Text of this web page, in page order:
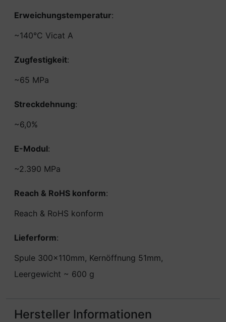
Erweichungstemperatur:
~140°C Vicat A
Zugfestigkeit:
~65 MPa
Streckdehnung:
~6,0%
E-Modul:
~2.390 MPa
Reach & RoHS konform:
Reach & RoHS konform
Lieferform:
Spule 300x110mm, Kernöffnung 51mm,
Leergewicht ~ 600 g
Hersteller Informationen